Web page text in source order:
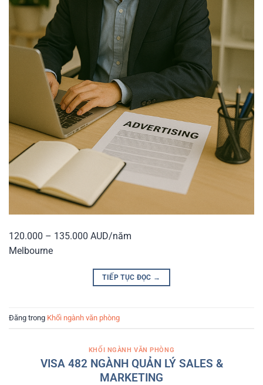
120.000 – 135.000 AUD/năm
Melbourne
TIẾP TỤC ĐỌC →
Đăng trong Khối ngành văn phòng
KHỐI NGÀNH VĂN PHÒNG
VISA 482 NGÀNH QUẢN LÝ SALES &
MARKETING